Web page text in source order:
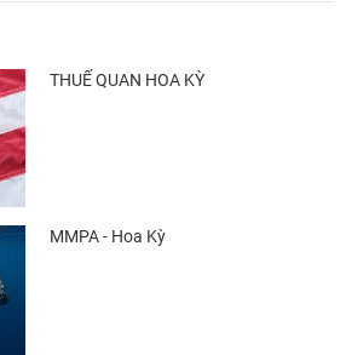
THUẾ QUAN HOA KỲ
MMPA - Hoa Kỳ